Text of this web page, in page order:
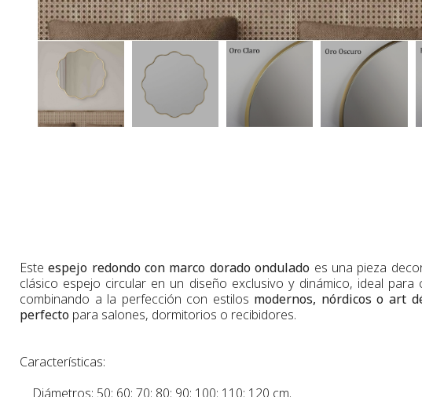
Esteespejo redondo con marco dorado ondulado es una pieza
clásico espejo circular en un diseño exclusivo y dinámico, ideal
combinando a la perfección con estilos modernos, nórdicos o art
perfecto para salones, dormitorios o recibidores.
Características:
Diámetros: 50; 60; 70; 80; 90; 100; 110; 120 cm.